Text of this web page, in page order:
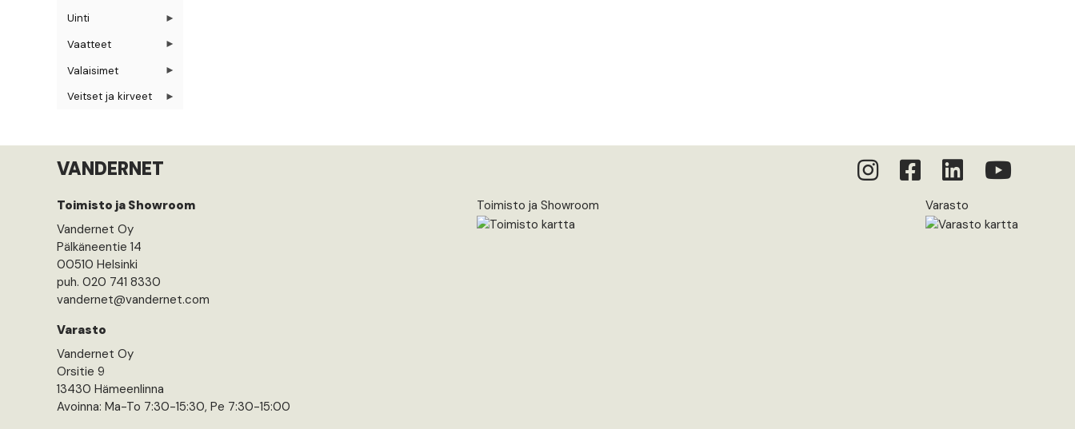
Uinti
Vaatteet
Valaisimet
Veitset ja kirveet
VANDERNET
Toimisto ja Showroom
Vandernet Oy
Pälkäneentie 14
00510 Helsinki
puh. 020 741 8330
vandernet@vandernet.com
Varasto
Vandernet Oy
Orsitie 9
13430 Hämeenlinna
Avoinna: Ma-To 7:30-15:30, Pe 7:30-15:00
Toimisto ja Showroom Varasto